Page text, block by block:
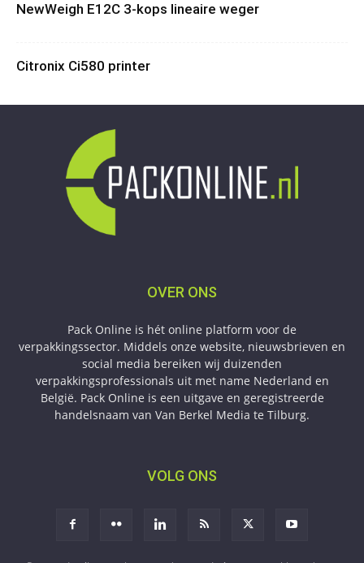
NewWeigh E12C 3-kops lineaire weger
Citronix Ci580 printer
OVER ONS
Pack Online is hét online platform voor de
verpakkingssector. Middels onze website, nieuwsbrieven en
social media bereiken wij duizenden
verpakkingsprofessionals uit met name Nederland en
België. Pack Online is een uitgave en geregistreerde
handelsnaam van Van Berkel Media te Tilburg.
VOLG ONS